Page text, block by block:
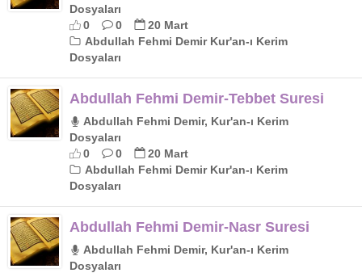
Dosyaları
0
0
20 Mart
Abdullah Fehmi Demir Kur'an-ı Kerim
Dosyaları
Abdullah Fehmi Demir-Tebbet Suresi
Abdullah Fehmi Demir, Kur'an-ı Kerim
Dosyaları
0
0
20 Mart
Abdullah Fehmi Demir Kur'an-ı Kerim
Dosyaları
Abdullah Fehmi Demir-Nasr Suresi
Abdullah Fehmi Demir, Kur'an-ı Kerim
Dosyaları